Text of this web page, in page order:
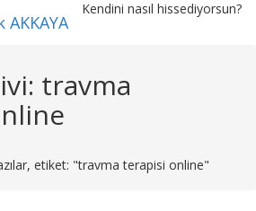
Kendini nasıl hissediyorsun?
travma
etiket: "travma terapisi online"